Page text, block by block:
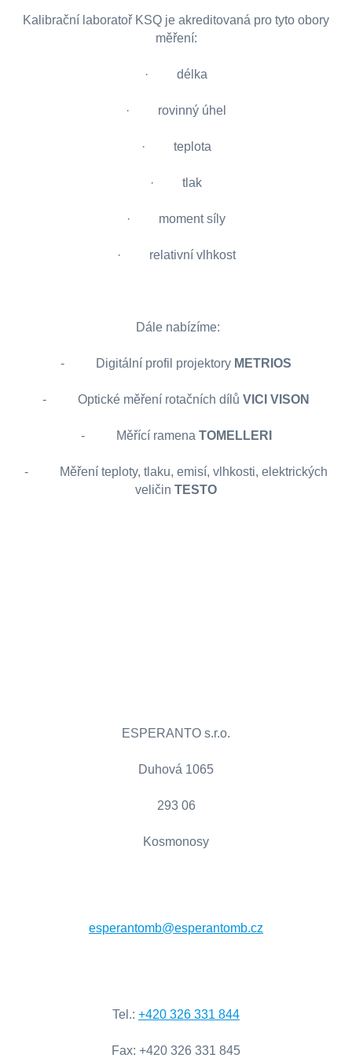
Kalibrační laboratoř KSQ je akreditovaná pro tyto obory
měření:
· délka
· rovinný úhel
· teplota
· tlak
· moment síly
· relativní vlhkost
Dále nabízíme:
- Digitální profil projektory METRIOS
- Optické měření rotačních dílů VICI VISON
- Měřící ramena TOMELLERI
- Měření teploty, tlaku, emisí, vlhkosti, elektrických
veličin TESTO
ESPERANTO s.r.o.
Duhová 1065
293 06
Kosmonosy
esperantomb@esperantomb.cz
Tel .: +420 326 331 844
Fax: +420 326 331 845